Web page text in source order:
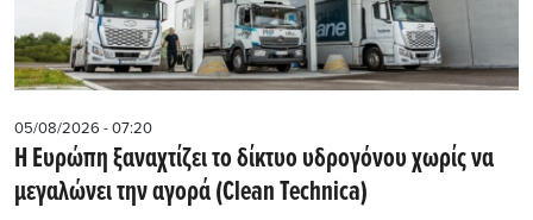
05/08/2026 - 07:20
Η Ευρώπη ξαναχτίζει το δίκτυο υδρογόνου χωρίς να
μεγαλώνει την αγορά (Clean Technica)